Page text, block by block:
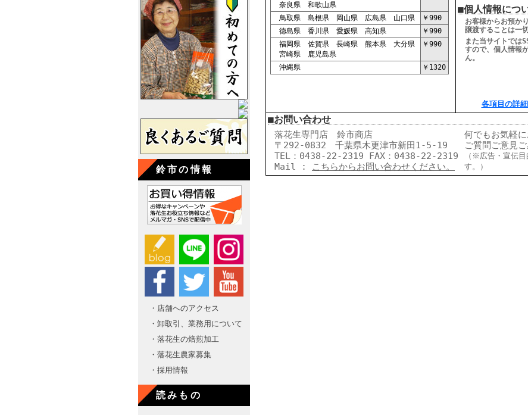
鈴市の情報
・店舗へのアクセス
・卸取引、業務用について
・落花生の焙煎加工
・落花生農家募集
・採用情報
読みもの
奈良県 和歌山県
鳥取県 島根県 岡山県 広島県 山口県
￥990
徳島県 香川県 愛媛県 高知県
￥990
福岡県 佐賀県 長崎県 熊本県 大分県
宮崎県 鹿児島県
￥990
沖縄県 ￥1320
■個人情報につ
お客様からお預か
譲渡することは一
また当サイトでは
すので、個人情報
ん。
各項目の詳
■お問い合わせ
落花生専門店 鈴市商店
〒292-0832 千葉県木更津市新田1-5-19
TEL：0438-22-2319 FAX：0438-22-2319
Mail :
こちらからお問い合わせください。
何でもお気軽に
ご質問ご意見
（※広告・宣伝
す。）